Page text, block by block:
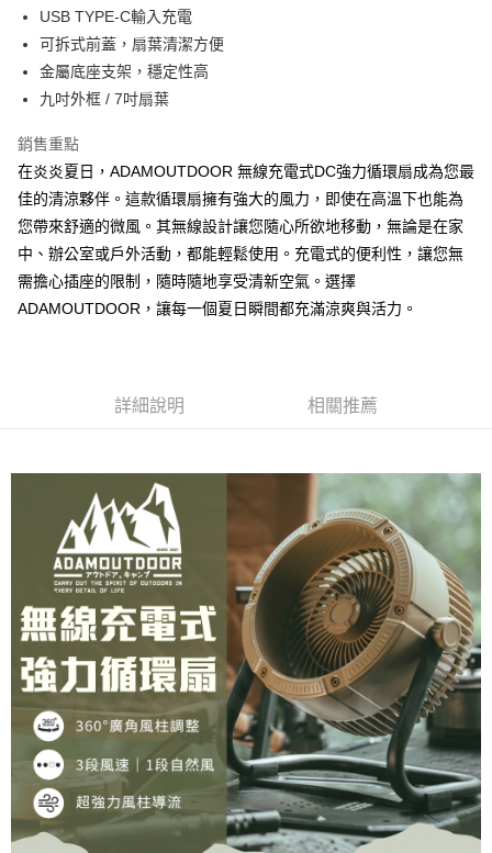
USB TYPE-C輸入充電
可拆式前蓋，扇葉清潔方便
金屬底座支架，穩定性高
九吋外框 / 7吋扇葉
銷售重點
在炎炎夏日，ADAMOUTDOOR 無線充電式DC強力循環扇成為您最
佳的清涼夥伴。這款循環扇擁有強大的風力，即使在高溫下也能為
您帶來舒適的微風。其無線設計讓您隨心所欲地移動，無論是在家
中、辦公室或戶外活動，都能輕鬆使用。充電式的便利性，讓您無
需擔心插座的限制，隨時隨地享受清新空氣。選擇
ADAMOUTDOOR，讓每一個夏日瞬間都充滿涼爽與活力。
詳細說明 相關推薦